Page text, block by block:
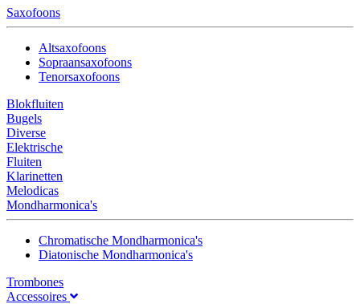
Saxofoons
Altsaxofoons
Sopraansaxofoons
Tenorsaxofoons
Blokfluiten
Bugels
Diverse
Elektrische
Fluiten
Klarinetten
Melodicas
Mondharmonica's
Chromatische Mondharmonica's
Diatonische Mondharmonica's
Trombones
Accessoires